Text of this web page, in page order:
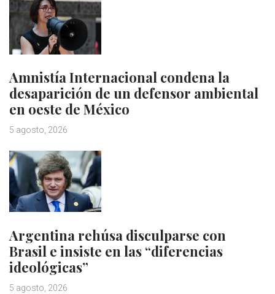
Amnistía Internacional condena la
desaparición de un defensor ambiental
en oeste de México
5 agosto, 2026
Argentina rehúsa disculparse con
Brasil e insiste en las “diferencias
ideológicas”
5 agosto, 2026